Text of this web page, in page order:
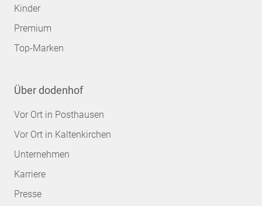
Kinder
Premium
Top-Marken
Über dodenhof
Vor Ort in Posthausen
Vor Ort in Kaltenkirchen
Unternehmen
Karriere
Presse